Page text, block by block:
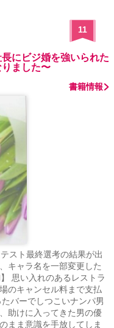
11
にビジ婚を強いられた
ました〜
書籍情報
スト最終選考の結果が出
キャラ名を一部変更した
思い入れのあるレストラ
のキャンセル料まで支払
バーでしつこいナンパ男
助けに入ってきた男の優
まま意識を手放してしま